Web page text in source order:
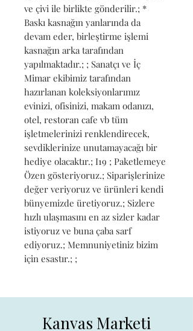
ve çivi ile birlikte gönderilir.; *
Baskı kasnağın yanlarında da
devam eder, birleştirme işlemi
kasnağın arka tarafından
yapılmaktadır.; ; Sanatçı ve İç
Mimar ekibimiz tarafından
hazırlanan koleksiyonlarımız
evinizi, ofisinizi, makam odanızı,
otel, restoran cafe vb tüm
işletmelerinizi renklendirecek,
sevdiklerinize unutamayacağı bir
hediye olacaktır.; I19 ; Paketlemeye
Özen gösteriyoruz.; Siparişlerinize
değer veriyoruz ve ürünleri kendi
bünyemizde üretiyoruz.; Sizlere
hızlı ulaşmasını en az sizler kadar
istiyoruz ve buna çaba sarf
ediyoruz.; Memnuniyetiniz bizim
için esastır.; ;
Kanvas Marketi